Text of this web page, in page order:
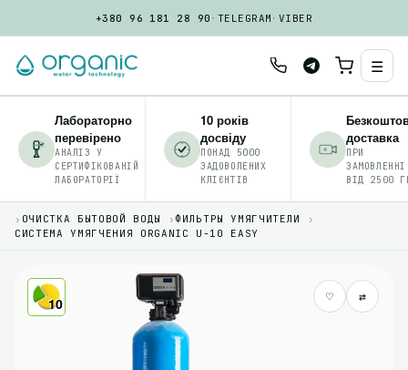
+380 96 181 28 90 · TELEGRAM · VIBER
☰
Лабораторно
перевірено
АНАЛІЗ У
СЕРТИФІКОВАНІЙ
ЛАБОРАТОРІЇ
10 років
досвіду
ПОНАД 5000
ЗАДОВОЛЕНИХ
КЛІЄНТІВ
доставка
ПРИ
ЗАМОВЛЕННІ
ВІД 2500
› ОЧИСТКА БЫТОВОЙ ВОДЫ › ФИЛЬТРЫ УМЯГЧИТЕЛИ
›
СИСТЕМА УМЯГЧЕНИЯ ORGANIC U-10 EASY
♡ ⇄
10